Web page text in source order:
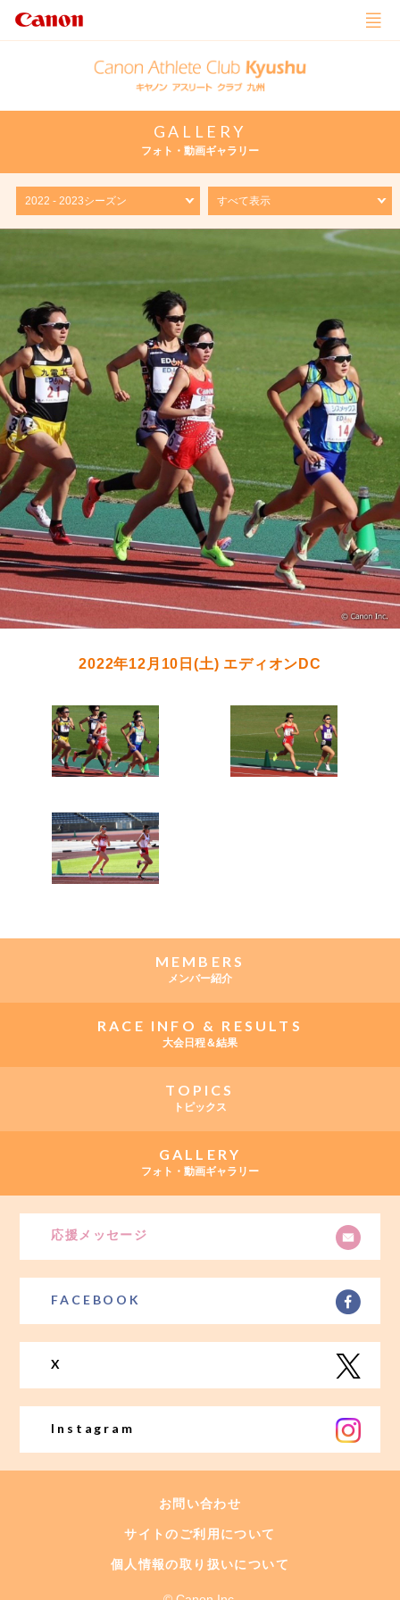
GALLERY
フォト・動画ギャラリー
2022年12月10日(土) エディオンDC
MEMBERS
メンバー紹介
RACE INFO & RESULTS
大会日程＆結果
TOPICS
トピックス
GALLERY
フォト・動画ギャラリー
応援メッセージ
FACEBOOK
X
Instagram
お問い合わせ
サイトのご利用について
個人情報の取り扱いについて